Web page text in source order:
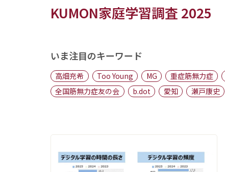
お知らせ
KUMON家庭学習調査 2025
いま注目のキーワード
高畑充希 Too Young MG 重症筋無力症
全国筋無力症友の会
b.dot 愛知 瀬戸康史